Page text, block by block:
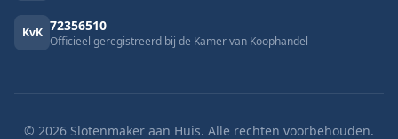
KvK 72356510
Officieel geregistreerd bij de Kamer van Koophandel
© 2026 Slotenmaker aan Huis. Alle rechten voorbehouden.